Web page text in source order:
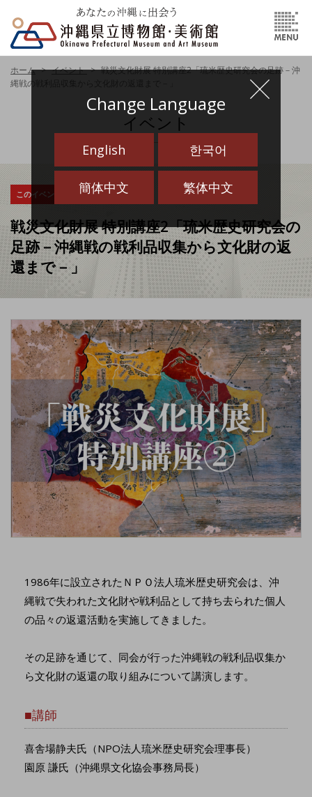
Change Language
English 한국어
簡体中文 繁体中文
ホーム イベント
戦災文化財展 特別講座2「琉米歴史研究会の足跡－沖
縄戦の戦利品収集から文化財の返還まで－」
イベント
このイベントは終了しました
戦災文化財展 特別講座2「琉米歴史研究会の
足跡－沖縄戦の戦利品収集から文化財の返
還まで－」
1986年に設立されたＮＰＯ法人琉米歴史研究会は、沖
縄戦で失われた文化財や戦利品として持ち去られた個人
の品々の返還活動を実施してきました。
その足跡を通じて、同会が行った沖縄戦の戦利品収集か
ら文化財の返還の取り組みについて講演します。
■講師
喜舎場静夫氏（NPO法人琉米歴史研究会理事長）
園原 謙氏（沖縄県文化協会事務局長）